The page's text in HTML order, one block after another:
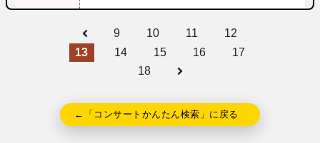
9 10 11
12
13
14 15 16
17
18
←「コンサートかんたん検索」に戻る